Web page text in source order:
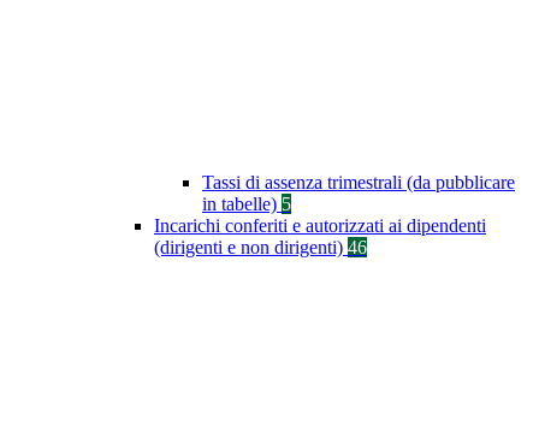
Tassi di assenza trimestrali (da pubblicare
in tabelle) 5
Incarichi conferiti e autorizzati ai dipendenti
(dirigenti e non dirigenti) 46